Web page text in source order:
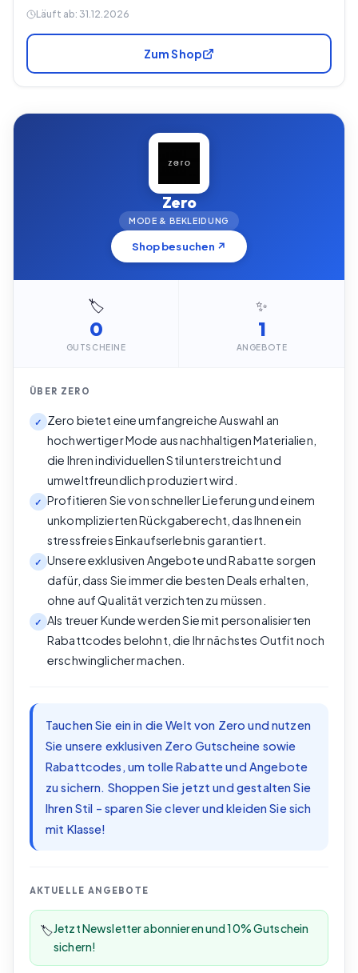
Läuft ab: 31.12.2026
Zum Shop
Zero
MODE & BEKLEIDUNG
Shop besuchen ↗
🏷️
0
GUTSCHEINE
✨
1
ANGEBOTE
ÜBER ZERO
✓
Zero bietet eine umfangreiche Auswahl an
hochwertiger Mode aus nachhaltigen Materialien,
die Ihren individuellen Stil unterstreicht und
umweltfreundlich produziert wird.
✓
Profitieren Sie von schneller Lieferung und einem
unkomplizierten Rückgaberecht, das Ihnen ein
stressfreies Einkaufserlebnis garantiert.
✓
Unsere exklusiven Angebote und Rabatte sorgen
dafür, dass Sie immer die besten Deals erhalten,
ohne auf Qualität verzichten zu müssen.
✓
Als treuer Kunde werden Sie mit personalisierten
Rabattcodes belohnt, die Ihr nächstes Outfit noch
erschwinglicher machen.
Tauchen Sie ein in die Welt von Zero und nutzen
Sie unsere exklusiven Zero Gutscheine sowie
Rabattcodes, um tolle Rabatte und Angebote
zu sichern. Shoppen Sie jetzt und gestalten Sie
Ihren Stil – sparen Sie clever und kleiden Sie sich
mit Klasse!
AKTUELLE ANGEBOTE
🏷️Jetzt Newsletter abonnieren und 10% Gutschein
sichern!